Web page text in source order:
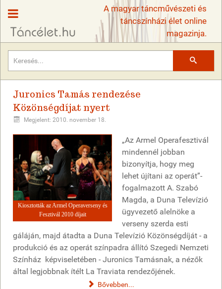
A magyar táncművészeti és
táncszínházi élet online
magazinja.
Juronics Tamás rendezése
Közönségdíjat nyert
Megjelent: 2010. november 18.
Kiosztották az Armel Operaverseny és
Fesztivál 2010 díjait
„Az Armel Operafesztivál
mindennél jobban
bizonyítja, hogy meg
lehet újítani az operát”-
fogalmazott A. Szabó
Magda, a Duna Televízió
ügyvezető alelnöke a
verseny szerda esti
gáláján, majd átadta a Duna Televízió Közönségdíját - a
produkció és az operát színpadra állító Szegedi Nemzeti
Színház képviseletében - Juronics Tamásnak, a nézők
által legjobbnak ítélt La Traviata rendezőjének.
Bővebben...